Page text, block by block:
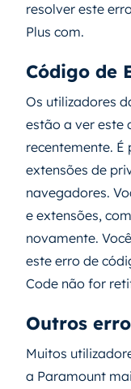
resolver este
Plus com.
Código de
Os utilizadores
estão a ver este
recentemente.
extensões de
navegadores.
e extensões,
novamente.
este erro de
Code não for
Outros
Muitos
a Paramount